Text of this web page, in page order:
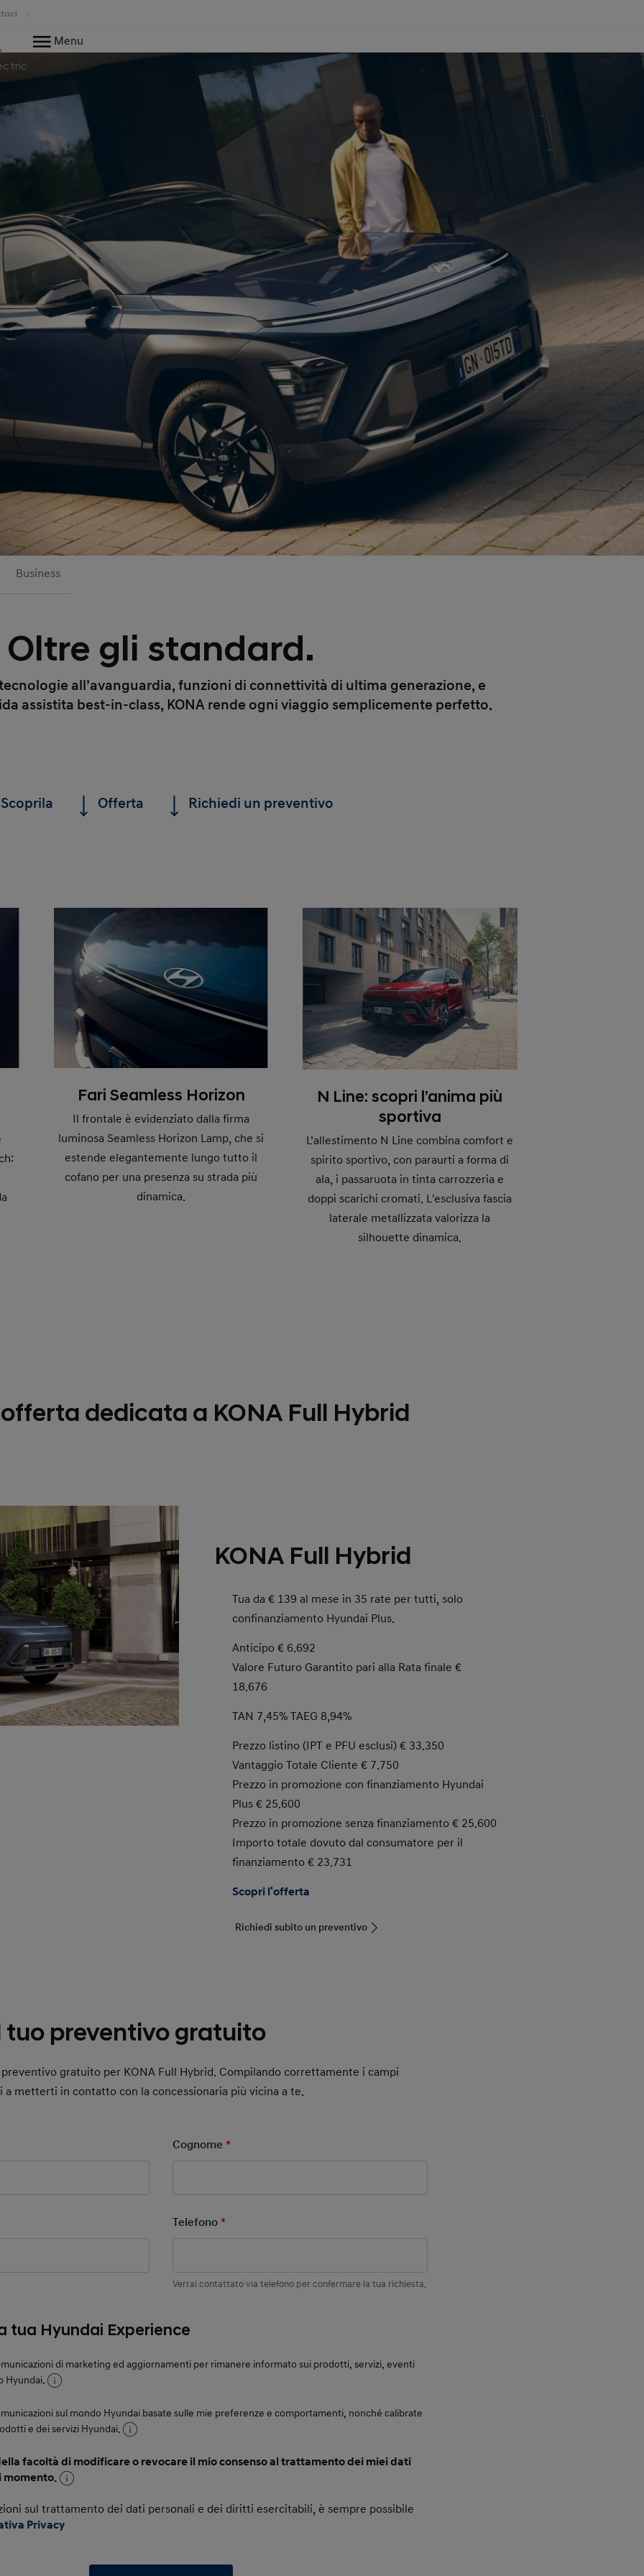
Menu
Business
Oltre gli standard.
all’avanguardia, funzioni di connettività di ultima generazione, e
assistita best-in-class, KONA rende ogni viaggio semplicemente perfetto.
Scoprila Offerta Richiedi un preventivo
Fari Seamless Horizon
Il frontale è evidenziato dalla firma
luminosa Seamless Horizon Lamp, che si
estende elegantemente lungo tutto il
cofano per una presenza su strada più
dinamica.
N Line: scopri l’anima più
sportiva
L’allestimento N Line combina comfort e
spirito sportivo, con paraurti a forma di
ala, i passaruota in tinta carrozzeria e
doppi scarichi cromati. L'esclusiva fascia
laterale metallizzata valorizza la
silhouette dinamica.
dedicata a KONA Full Hybrid
KONA Full Hybrid
Tua da € 139 al mese in 35 rate per tutti, solo
confinanziamento Hyundai Plus.
Anticipo € 6.692
Valore Futuro Garantito pari alla Rata finale €
18.676
TAN 7,45% TAEG 8,94%
Prezzo listino (IPT e PFU esclusi) € 33.350
Vantaggio Totale Cliente € 7.750
Prezzo in promozione con finanziamento Hyundai
Plus € 25.600
Prezzo in promozione senza finanziamento € 25.600
Importo totale dovuto dal consumatore per il
finanziamento € 23.731
Scopri l'offerta
Richiedi subito un preventivo
tuo preventivo gratuito
gratuito per KONA Full Hybrid. Compilando correttamente i campi
metterti in contatto con la concessionaria più vicina a te.
Cognome*
Telefono*
Verrai contattato via telefono per confermare la tua richiesta.
tua Hyundai Experience
di marketing ed aggiornamenti per rimanere informato sui prodotti, servizi, eventi
Hyundai.
sul mondo Hyundai basate sulle mie preferenze e comportamenti, nonché calibrate
e dei servizi Hyundai.
facoltà di modificare o revocare il mio consenso al trattamento dei miei dati
momento.
sul trattamento dei dati personali e dei diritti esercitabili, è sempre possibile
Privacy